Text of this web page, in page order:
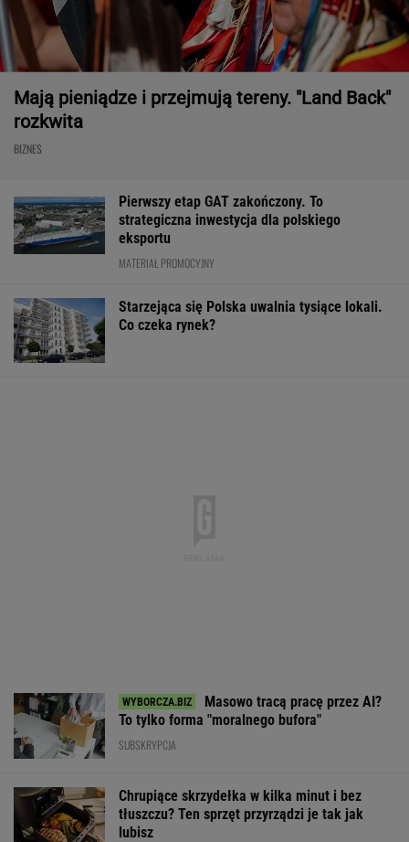
Mają pieniądze i przejmują tereny. "Land Back"
rozkwita
BIZNES
Pierwszy etap GAT zakończony. To
strategiczna inwestycja dla polskiego
eksportu
MATERIAŁ PROMOCYJNY
Starzejąca się Polska uwalnia tysiące lokali.
Co czeka rynek?
Masowo tracą pracę przez AI?
To tylko forma "moralnego bufora"
SUBSKRYPCJA
Chrupiące skrzydełka w kilka minut i bez
tłuszczu? Ten sprzęt przyrządzi je tak jak
lubisz